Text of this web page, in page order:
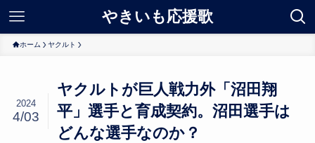
やきいも応援歌
ホーム ヤクルト
ヤクルトが巨人戦力外「沼田翔
平」選手と育成契約。沼田選手は
どんな選手なのか？
2024
4/03